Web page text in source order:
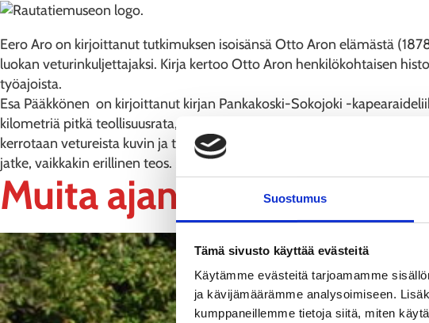
Suostumus
Tämä sivusto käyttää evästeitä
Käytämme evästeitä tarjoamamme
ja kävijämäärämme analysoimiseen.
kumppaneillemme tietoja siitä, miten
Eero Aro on kirjoittanut tutkimuksen isoisänsä Otto Aron elämästä
luokan veturinkuljettajaksi. Kirja kertoo Otto Aron henkilökohtaisen
työajoista.
Esa Pääkkönen on kirjoittanut kirjan Pankakoski-Sokojoki -
kilometriä pitkä teollisuusrata, joka rakennettiin 1897. Kapearaiteisen
kerrotaan vetureista kuvin ja tiedoin, niiden hankintavuosista, kuin
jatke, vaikkakin erillinen teos. Se tulee täydentämään edellisten
Muita ajankohtaisia